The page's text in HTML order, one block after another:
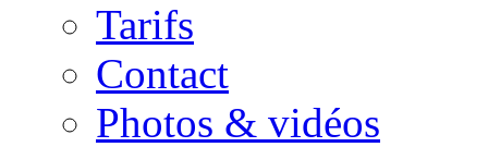
Tarifs
Contact
Photos & vidéos